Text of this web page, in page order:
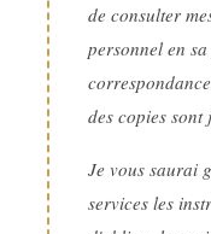
de consulter
personnel en
des copies
Je vous saurai
services les